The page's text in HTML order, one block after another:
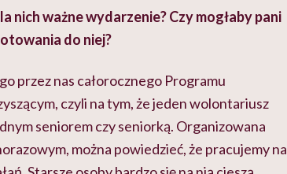
ważne wydarzenie? Czy mogłaby pani
do niej?
przez nas całorocznego Programu
czyli na tym, że jeden wolontariusz
seniorem czy seniorką. Organizowana
można powiedzieć, że pracujemy na